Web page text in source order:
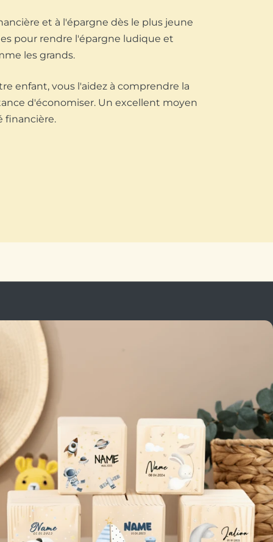
et à l'épargne dès le plus jeune
pour rendre l'épargne ludique et
les grands.
enfant, vous l'aidez à comprendre la
d'économiser. Un excellent moyen
financière.